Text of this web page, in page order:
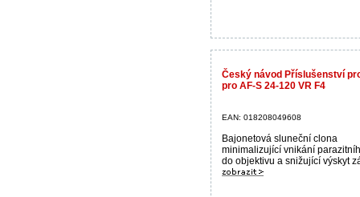
Český návod Příslušenství
pro AF-S 24-120 VR F4
EAN: 018208049608
Bajonetová sluneční clona
minimalizující vnikání
do objektivu a snižující výskyt